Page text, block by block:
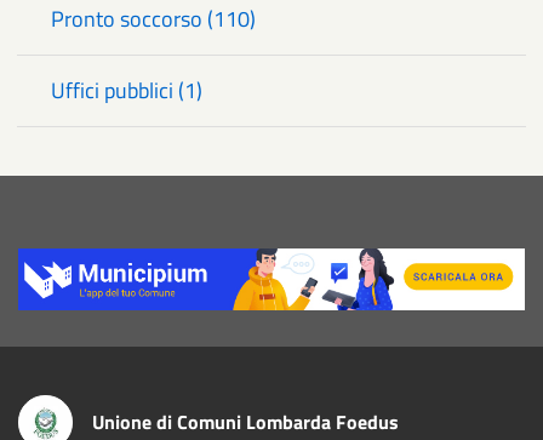
Pronto soccorso (110)
Uffici pubblici (1)
Title
Unione di Comuni Lombarda Foedus